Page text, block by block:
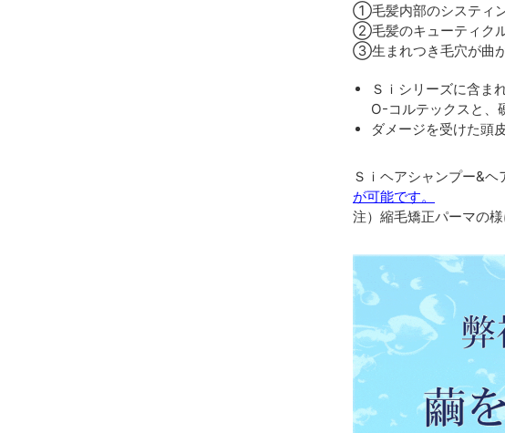
①毛髪内部のシスティ
②毛髪のキューティク
③生まれつき毛穴が曲が
Ｓｉシリーズに含ま
O-コルテックスと、
ダメージを受けた頭
Ｓｉヘアシャンプー&ヘ
が可能です。
注）縮毛矯正パーマの様